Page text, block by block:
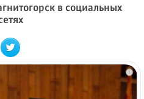
в социальных
i